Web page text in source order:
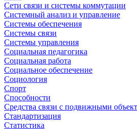
Сети связи и системы коммутации
Системный анализ и управление
Системы обеспечения
Системы связи
Системы управления
Социальная педагогика
Социальная работа
Социальное обеспечение
Социология
Спорт
Способности
Средства связи с подвижными
Стандартизация
Статистика